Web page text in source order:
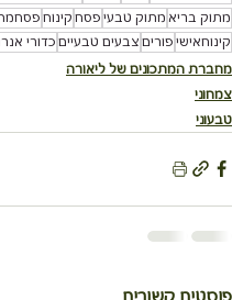
מתוק בריא מתוק טבעי פסח קינוח
קינוחאישי פורים צבעים טבעיים כדורי
מחברת המתכונים של ליאורה
צמחוני
טבעוני